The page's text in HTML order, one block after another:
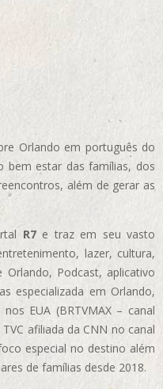
Orlando em português do
bem estar das famílias, dos
além de gerar as
R7e traz em seu vasto
lazer, cultura,
Podcast, aplicativo
especializada em Orlando,
EUA (BRTVMAX – canal
afiliada da CNN no canal
especial no destino além
de famílias desde 2018.